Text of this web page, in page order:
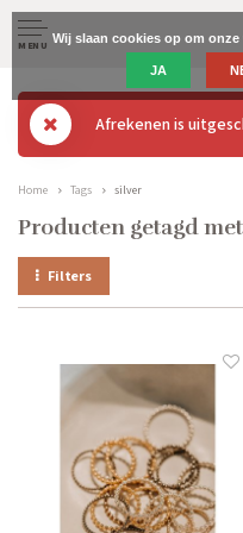
MENU
Afrekenen is
Home Tags silver
Producten getagd
Filters
Wij slaan cookies op om
JA